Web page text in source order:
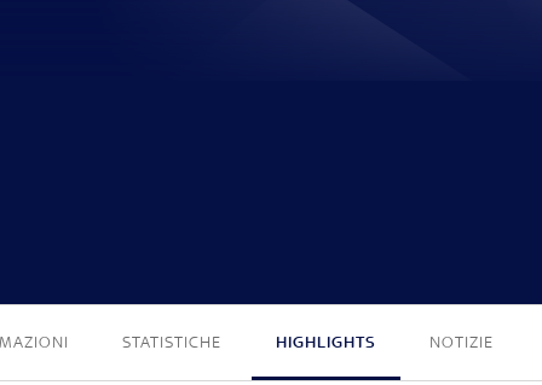
STATISTICHE HIGHLIGHTS NOTIZIE